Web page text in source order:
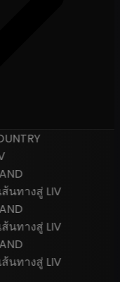
ทางสู่ LIV
ทางสู่ LIV
ทางสู่ LIV